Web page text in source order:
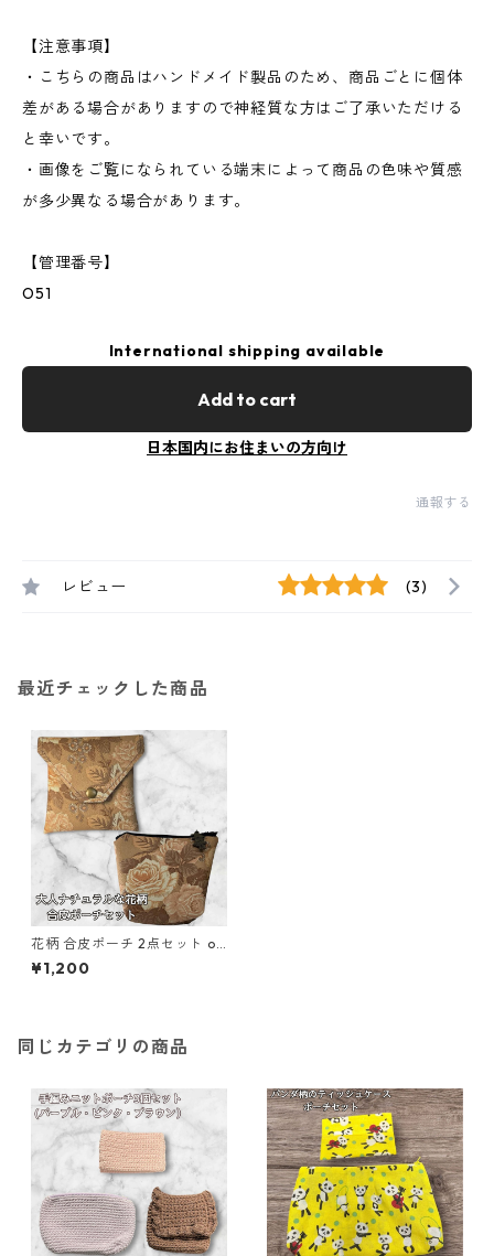
【注意事項】
・こちらの商品はハンドメイド製品のため、商品ごとに個体
差がある場合がありますので神経質な方はご了承いただける
と幸いです。
・画像をご覧になられている端末によって商品の色味や質感
が多少異なる場合があります。
【管理番号】
O51
International shipping available
Add to cart
日本国内にお住まいの方向け
通報する
レビュー (3)
最近チェックした商品
花柄 合皮ポーチ 2点セット o5
1 フェイクレザー 化粧ポーチ
小物入れ ハンドメイド
¥1,200
同じカテゴリの商品